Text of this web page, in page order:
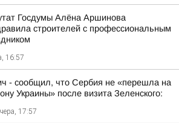
Госдумы Алёна Аршинова
строителей с профессиональным
16:57
- сообщил, что Сербия не «перешла на
Украины» после визита Зеленского:
17:57